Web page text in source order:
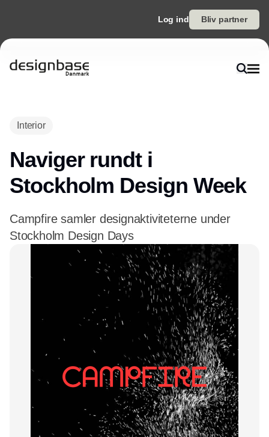
Log ind Bliv partner
Interior
Naviger rundt i
Stockholm Design Week
Campfire samler designaktiviteterne under
Stockholm Design Days